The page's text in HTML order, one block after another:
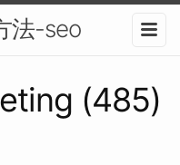
法-seo
(485)